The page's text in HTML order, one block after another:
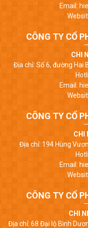
Email:
CÔNG TY CỔ
CHI
Địa chỉ: Số 6, đường Hai
Email:
CÔNG TY CỔ
CHI
Địa chỉ: 194 Hùng
Email:
CÔNG TY CỔ
CHI
Địa chỉ: 68 Đại lộ Bình